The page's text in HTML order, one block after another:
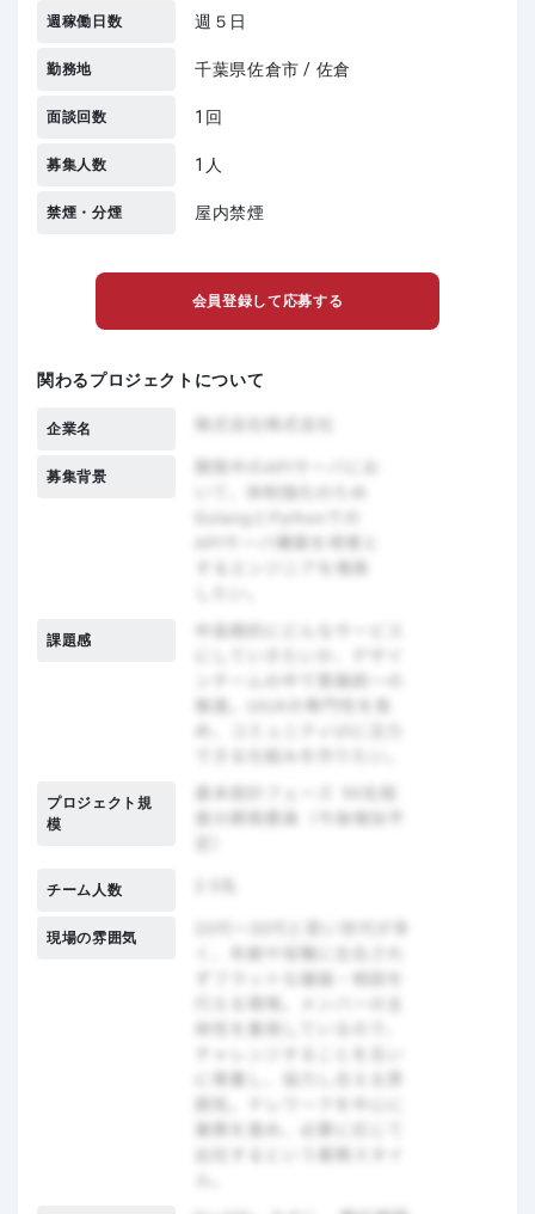
週稼働日数 週５日
勤務地 千葉県佐倉市 / 佐倉
面談回数 1回
募集人数 1人
禁煙・分煙 屋内禁煙
会員登録して応募する
関わるプロジェクトについて
企業名
募集背景
課題感
プロジェクト規
模
チーム人数
現場の雰囲気